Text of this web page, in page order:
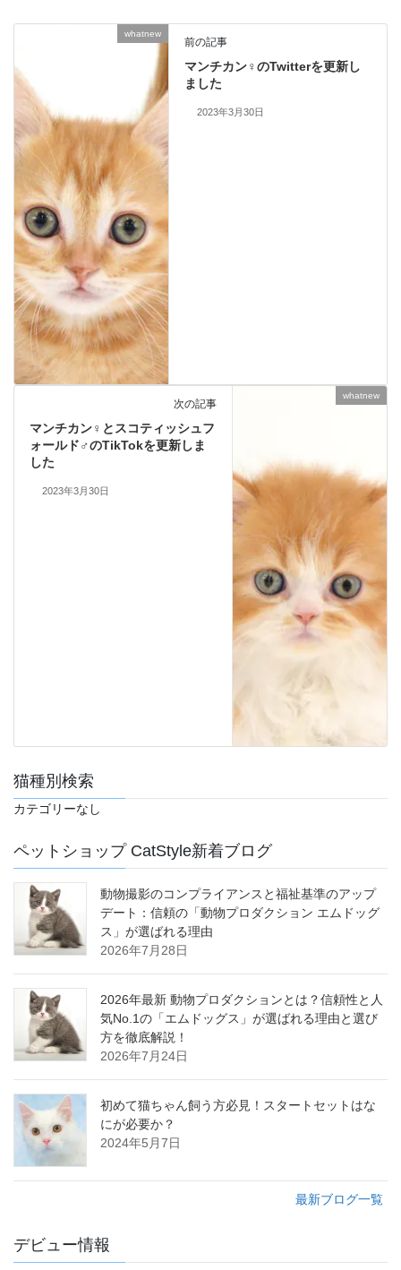
whatnew
前の記事
マンチカン♀のTwitterを更新し
ました
2023年3月30日
whatnew
次の記事
マンチカン♀とスコティッシュフ
ォールド♂のTikTokを更新しま
した
2023年3月30日
猫種別検索
カテゴリーなし
ペットショップ CatStyle新着ブログ
動物撮影のコンプライアンスと福祉基準のアップ
デート：信頼の「動物プロダクション エムドッグ
ス」が選ばれる理由
2026年7月28日
2026年最新 動物プロダクションとは？信頼性と人
気No.1の「エムドッグス」が選ばれる理由と選び
方を徹底解説！
2026年7月24日
初めて猫ちゃん飼う方必見！スタートセットはな
にが必要か？
2024年5月7日
最新ブログ一覧
デビュー情報